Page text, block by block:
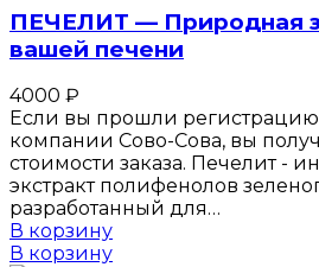
ПЕЧЕЛИТ — Природная
вашей печени
4000 ₽
Если вы прошли регистрацию
компании Сово-Сова, вы
стоимости заказа. Печелит -
экстракт полифенолов
разработанный для…
В корзину
В корзину